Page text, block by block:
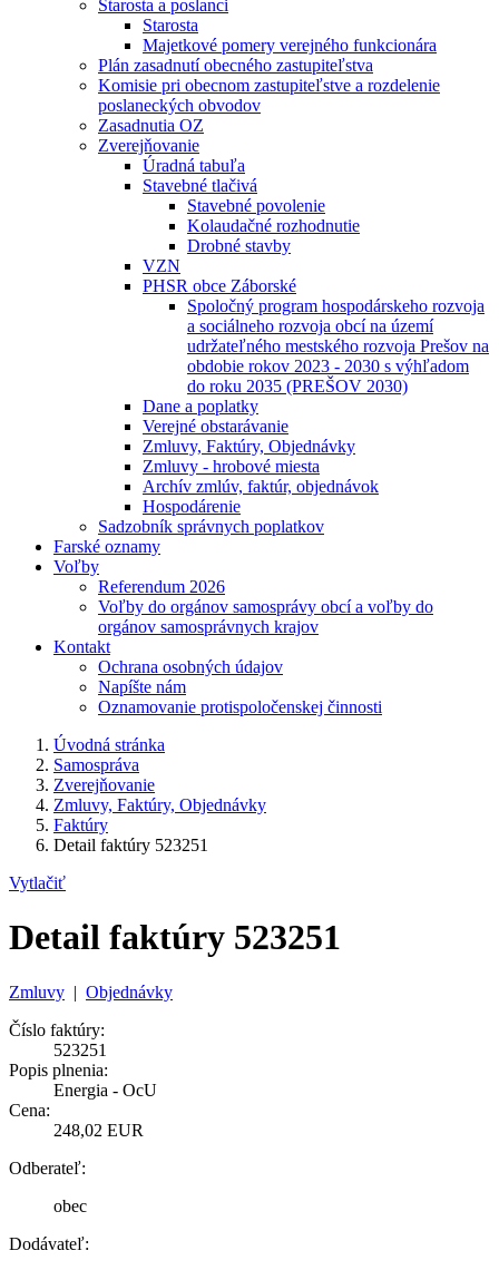
Starosta a poslanci
Starosta
Majetkové pomery verejného funkcionára
Plán zasadnutí obecného zastupiteľstva
Komisie pri obecnom zastupiteľstve a rozdelenie
poslaneckých obvodov
Zasadnutia OZ
Zverejňovanie
Úradná tabuľa
Stavebné tlačivá
Stavebné povolenie
Kolaudačné rozhodnutie
Drobné stavby
VZN
PHSR obce Záborské
Spoločný program hospodárskeho rozvoja
a sociálneho rozvoja obcí na území
udržateľného mestského rozvoja Prešov na
obdobie rokov 2023 - 2030 s výhľadom
do roku 2035 (PREŠOV 2030)
Dane a poplatky
Verejné obstarávanie
Zmluvy, Faktúry, Objednávky
Zmluvy - hrobové miesta
Archív zmlúv, faktúr, objednávok
Hospodárenie
Sadzobník správnych poplatkov
Farské oznamy
Voľby
Referendum 2026
Voľby do orgánov samosprávy obcí a voľby do
orgánov samosprávnych krajov
Kontakt
Ochrana osobných údajov
Napíšte nám
Oznamovanie protispoločenskej činnosti
Úvodná stránka
Samospráva
Zverejňovanie
Zmluvy, Faktúry, Objednávky
Faktúry
Detail faktúry 523251
Vytlačiť
Detail faktúry 523251
Zmluvy | Objednávky
Číslo faktúry:
523251
Popis plnenia:
Energia - OcU
Cena:
248,02 EUR
Odberateľ:
obec
Dodávateľ: